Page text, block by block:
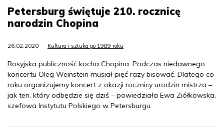
Petersburg świętuje 210. rocznicę
narodzin Chopina
26.02.2020 Kultura i sztuka po 1989 roku
Rosyjska publiczność kocha Chopina. Podczas niedawnego
koncertu Oleg Weinstein musiał pięć razy bisować. Dlatego co
roku organizujemy koncert z okazji rocznicy urodzin mistrza –
jak ten, który odbędzie się dziś – powiedziała Ewa Ziółkowska,
szefowa Instytutu Polskiego w Petersburgu.